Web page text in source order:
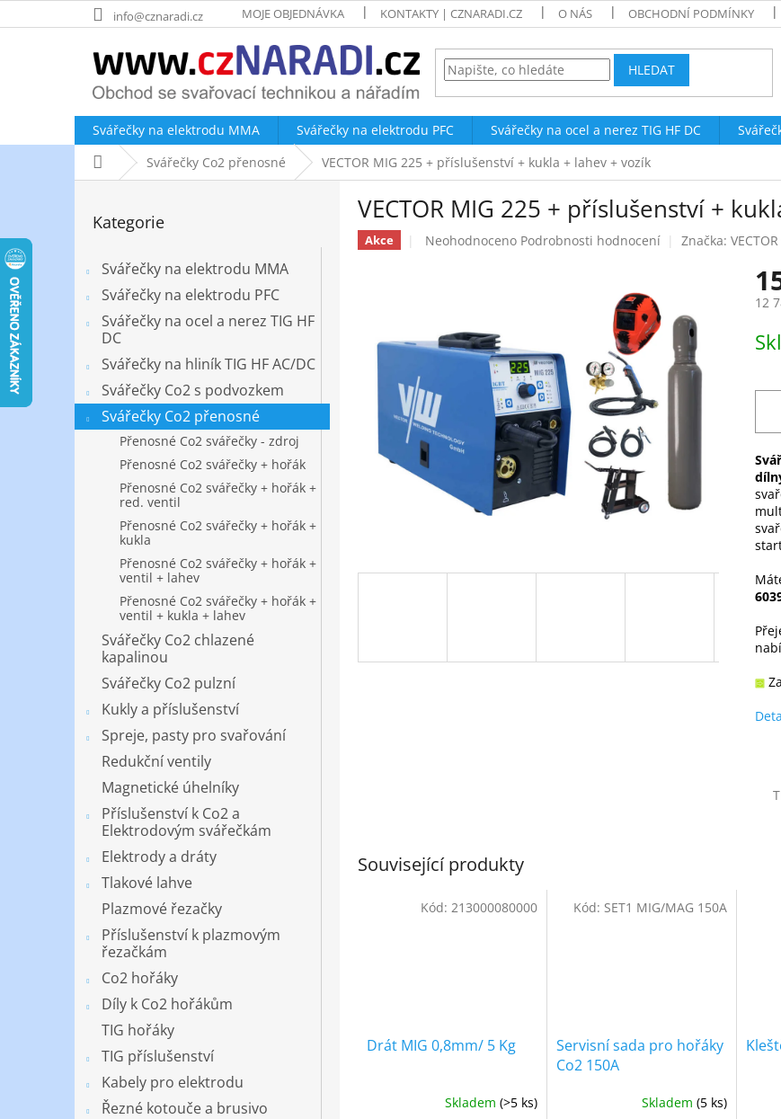
na
info@cznaradi.cz MOJE OBJEDNÁVKA KONTAKTY | CZNARADI.CZ O NÁS OBCHODNÍ PODMÍNKY
HLEDAT
Svářečky na elektrodu MMA Svářečky na elektrodu PFC Svářečky na ocel a nerez TIG HF DC
Domů Svářečky Co2 přenosné VECTOR MIG 225 + příslušenství + kukla + lahev + vozík
n
e
kategorie
Kategorie
Svářečky na elektrodu MMA
Svářečky na elektrodu PFC
Svářečky na ocel a nerez TIG HF
DC
Svářečky na hliník TIG HF AC/DC
Svářečky Co2 s podvozkem
Svářečky Co2 přenosné
Přenosné Co2 svářečky - zdroj
Přenosné Co2 svářečky + hořák
Přenosné Co2 svářečky + hořák +
red. ventil
Přenosné Co2 svářečky + hořák +
kukla
Přenosné Co2 svářečky + hořák +
ventil + lahev
Přenosné Co2 svářečky + hořák +
ventil + kukla + lahev
Svářečky Co2 chlazené
kapalinou
Svářečky Co2 pulzní
Kukly a příslušenství
Spreje, pasty pro svařování
Redukční ventily
Magnetické úhelníky
Příslušenství k Co2 a
Elektrodovým svářečkám
Elektrody a dráty
Tlakové lahve
Plazmové řezačky
Příslušenství k plazmovým
řezačkám
Co2 hořáky
Díly k Co2 hořákům
TIG hořáky
TIG příslušenství
Kabely pro elektrodu
Řezné kotouče a brusivo
VECTOR MIG 225 + příslušenství +
Akce
Průměrné
5
hvězdiček.
Neohodnoceno Podrobnosti hodnocení Značka:
12
Související produkty
Drát MIG 0,8mm/ 5 Kg
Skladem (>5 ks)
Kód: 213000080000
Servisní sada pro hořáky
Co2 150A
Skladem (5 ks)
Kód: SET1 MIG/MAG 150A